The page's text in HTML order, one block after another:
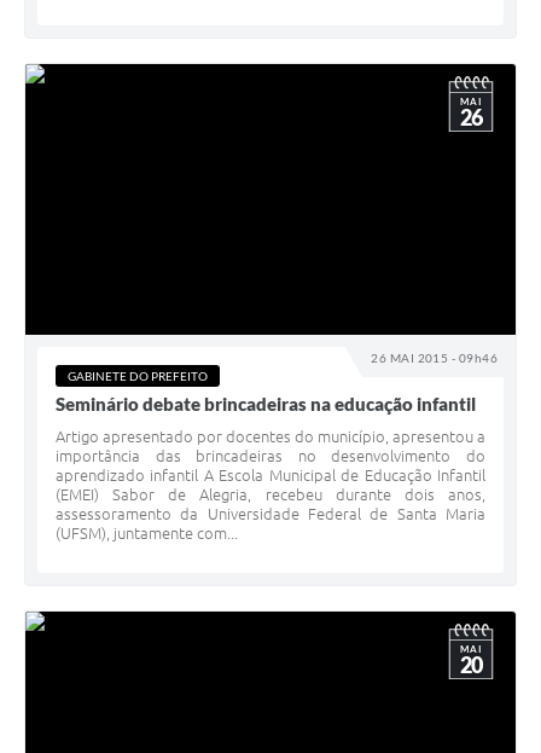
26 MAI 2015 - 09h46
MAI
26
GABINETE DO PREFEITO
Seminário debate brincadeiras na educação infantil
Artigo apresentado por docentes do município, apresentou a
importância das brincadeiras no desenvolvimento do
aprendizado infantil A Escola Municipal de Educação Infantil
(EMEI) Sabor de Alegria, recebeu durante dois anos,
assessoramento da Universidade Federal de Santa Maria
(UFSM), juntamente com...
MAI
20